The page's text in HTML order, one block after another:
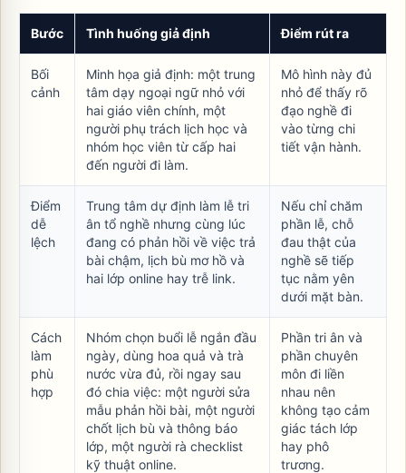
Bước Tình huống giả định Điểm rút ra
Bối
cảnh
Minh họa giả định: một trung
tâm dạy ngoại ngữ nhỏ với
hai giáo viên chính, một
người phụ trách lịch học và
nhóm học viên từ cấp hai
đến người đi làm.
Mô hình này đủ
nhỏ để thấy rõ
đạo nghề đi
vào từng chi
tiết vận hành.
Điểm
dễ
lệch
Trung tâm dự định làm lễ tri
ân tổ nghề nhưng cùng lúc
đang có phản hồi về việc trả
bài chậm, lịch bù mơ hồ và
hai lớp online hay trễ link.
Nếu chỉ chăm
phần lễ, chỗ
đau thật của
nghề sẽ tiếp
tục nằm yên
dưới mặt bàn.
Cách
làm
phù
hợp
Nhóm chọn buổi lễ ngắn đầu
ngày, dùng hoa quả và trà
nước vừa đủ, rồi ngay sau
đó chia việc: một người sửa
mẫu phản hồi bài, một người
chốt lịch bù và thông báo
lớp, một người rà checklist
kỹ thuật online.
Phần tri ân và
phần chuyên
môn đi liền
nhau nên
không tạo cảm
giác tách lớp
hay phô
trương.